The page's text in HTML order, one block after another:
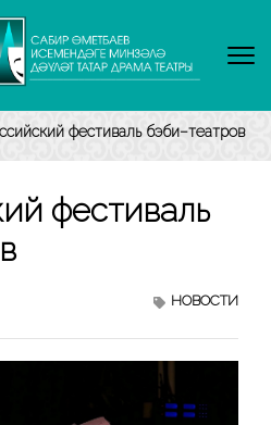
фестиваль бэби–театров
фестиваль
НОВОСТИ